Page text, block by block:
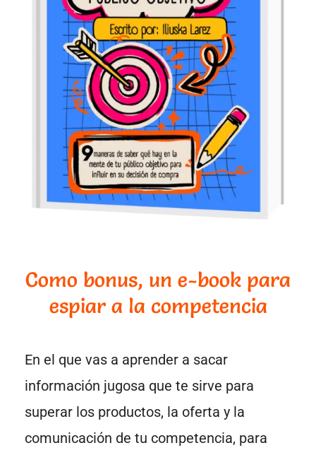
Como bonus, un e-book para
espiar a la competencia
En el que vas a aprender a sacar
información jugosa que te sirve para
superar los productos, la oferta y la
comunicación de tu competencia, para